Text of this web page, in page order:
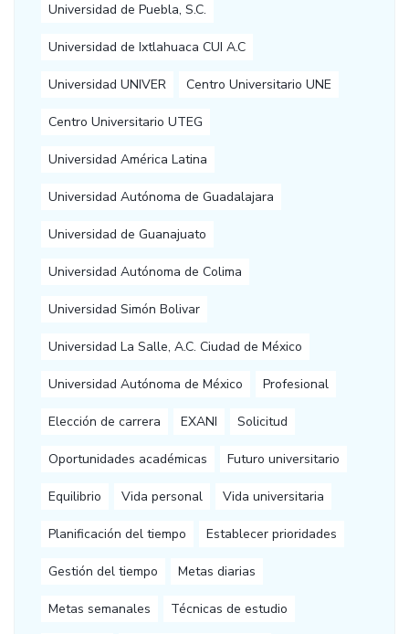
Universidad de Puebla, S.C.
Universidad de Ixtlahuaca CUI A.C
Universidad UNIVER Centro Universitario UNE
Centro Universitario UTEG
Universidad América Latina
Universidad Autónoma de Guadalajara
Universidad de Guanajuato
Universidad Autónoma de Colima
Universidad Simón Bolivar
Universidad La Salle, A.C. Ciudad de México
Universidad Autónoma de México Profesional
Elección de carrera EXANI Solicitud
Oportunidades académicas Futuro universitario
Equilibrio Vida personal Vida universitaria
Planificación del tiempo Establecer prioridades
Gestión del tiempo Metas diarias
Metas semanales Técnicas de estudio